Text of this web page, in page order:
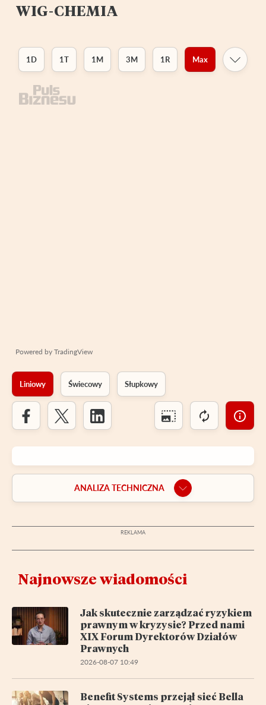
WIG-CHEMIA
1D 1T 1M 3M 1R Max
Powered by TradingView
Liniowy Świecowy Słupkowy
ANALIZA TECHNICZNA
Najnowsze wiadomości
Jak skutecznie zarządzać ryzykiem
prawnym w kryzysie? Przed nami
XIX Forum Dyrektorów Działów
Prawnych
2026-08-07 10:49
Benefit Systems przejął sieć Bella